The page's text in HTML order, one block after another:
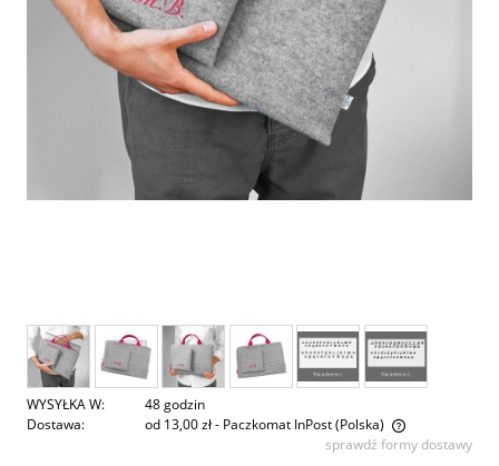
WYSYŁKA W:
48 godzin
Dostawa:
od 13,00 zł- Paczkomat InPost(Polska)
Cena nie zawiera ewentualnych kosztów płatnościsprawdź formy dostawy